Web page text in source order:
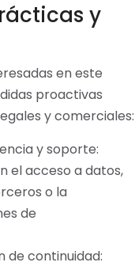
y
en este
proactivas
y comerciales:
y soporte:
el acceso a datos,
o la
de
de continuidad: